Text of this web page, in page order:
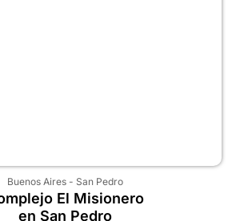
Buenos Aires- San Pedro
El Misionero
en San Pedro